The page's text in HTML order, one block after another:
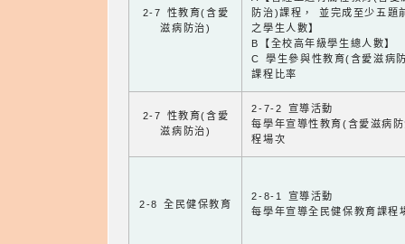
2-7 性教育(含愛
滋病防治)
防治)課程， 並完成至少五題
之學生人數】
B【全校高年級學生總人數】
C 學生參與性教育(含愛滋病
課程比率
2-7 性教育(含愛
滋病防治)
2-7-2 宣導活動
每學年宣導性教育(含愛滋病
程場次
2-8 全民健保教育
2-8-1 宣導活動
每學年宣導全民健保教育課程